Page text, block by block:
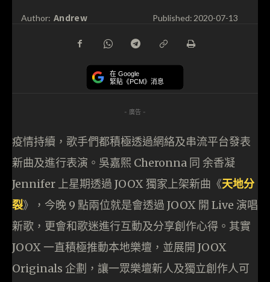
Author: Andrew Published: 2020-07-13
在 Google
緊貼《PCM》消息
- 廣告 -
疫情持續，歌手們都積極透過網絡及串流平台發表
新曲及進行表演。吳嘉熙 Cheronna 同 余香凝
Jennifer 上星期透過 JOOX 獨家上架新曲《天地分
裂》，今晚 9 點兩位就是會透過 JOOX 開 Live 演唱
新歌，更會和歌迷進行互動及分享創作心得。其實
JOOX 一直積極推動本地樂壇，並展開 JOOX
Originals 企劃，讓一眾樂壇新人及獨立創作人可